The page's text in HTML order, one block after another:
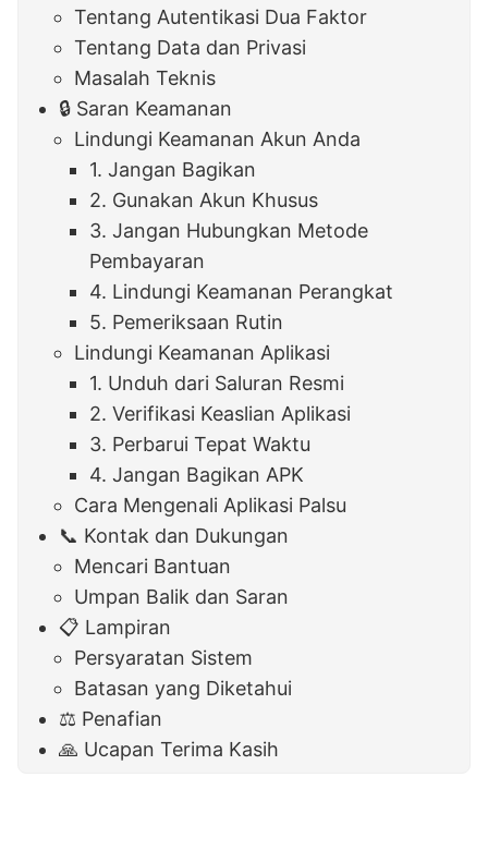
Tentang Autentikasi Dua Faktor
Tentang Data dan Privasi
Masalah Teknis
🔒 Saran Keamanan
Lindungi Keamanan Akun Anda
1. Jangan Bagikan
2. Gunakan Akun Khusus
3. Jangan Hubungkan Metode
Pembayaran
4. Lindungi Keamanan Perangkat
5. Pemeriksaan Rutin
Lindungi Keamanan Aplikasi
1. Unduh dari Saluran Resmi
2. Verifikasi Keaslian Aplikasi
3. Perbarui Tepat Waktu
4. Jangan Bagikan APK
Cara Mengenali Aplikasi Palsu
📞 Kontak dan Dukungan
Mencari Bantuan
Umpan Balik dan Saran
📋 Lampiran
Persyaratan Sistem
Batasan yang Diketahui
⚖️ Penafian
🙏 Ucapan Terima Kasih